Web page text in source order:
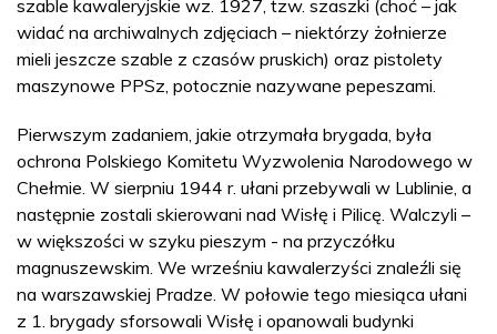
szable kawaleryjskie wz. 1927, tzw. szaszki (choć – jak
widać na archiwalnych zdjęciach – niektórzy żołnierze
mieli jeszcze szable z czasów pruskich) oraz pistolety
maszynowe PPSz, potocznie nazywane pepeszami.
Pierwszym zadaniem, jakie otrzymała brygada, była
ochrona Polskiego Komitetu Wyzwolenia Narodowego w
Chełmie. W sierpniu 1944 r. ułani przebywali w Lublinie, a
następnie zostali skierowani nad Wisłę i Pilicę. Walczyli –
w większości w szyku pieszym - na przyczółku
magnuszewskim. We wrześniu kawalerzyści znaleźli się
na warszawskiej Pradze. W połowie tego miesiąca ułani
z 1. brygady sforsowali Wisłę i opanowali budynki